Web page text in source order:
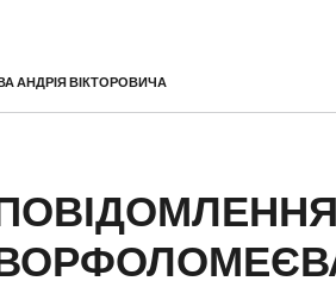
АНДРІЯ ВІКТОРОВИЧА